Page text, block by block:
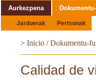
Aurkezpena
Jarduerak Pertsonak
> Inicio /Dokumentu-
Calidad de